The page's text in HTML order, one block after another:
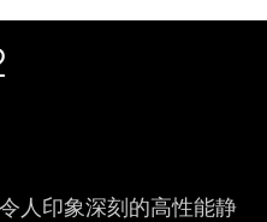
人印象深刻的高性能静